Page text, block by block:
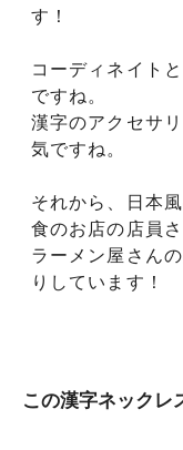
す！
コーディネイト
ですね。
漢字のアクセサ
気ですね。
それから、日本
食のお店の店員
ラーメン屋さん
りしています！
この漢字ネックレ